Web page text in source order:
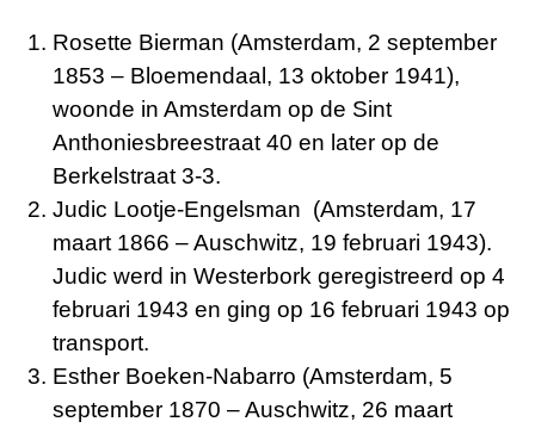
Rosette Bierman (Amsterdam, 2 september
1853 – Bloemendaal, 13 oktober 1941),
woonde in Amsterdam op de Sint
Anthoniesbreestraat 40 en later op de
Berkelstraat 3-3.
Judic Lootje-Engelsman (Amsterdam, 17
maart 1866 – Auschwitz, 19 februari 1943).
Judic werd in Westerbork geregistreerd op 4
februari 1943 en ging op 16 februari 1943 op
transport.
Esther Boeken-Nabarro (Amsterdam, 5
september 1870 – Auschwitz, 26 maart